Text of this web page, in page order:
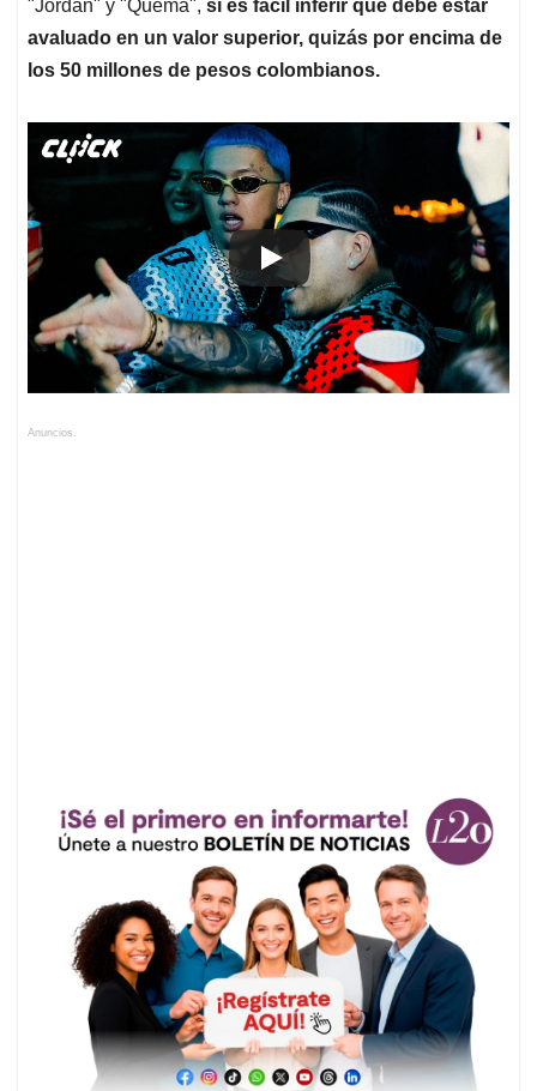
"Jordan" y "Quema", sí es fácil inferir que debe estar
avaluado en un valor superior, quizás por encima de
los 50 millones de pesos colombianos.
Anuncios.